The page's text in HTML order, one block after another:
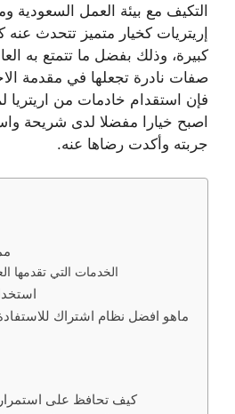
التكيف مع بيئة العمل السعودية
إريتريات كخيار متميز تتحدث عنه
كبيرة، وذلك بفضل ما تتمتع به
صفات نادرة تجعلها في مقدمة
فإن استقدام خادمات من اريتريا
اصبح خيارا مفضلا لدى شريحة
جربته وأكدت رضاها عنه.
الخدمات التي تقدمها
ماهو افضل نظام اشتراك
كيف تحافظ على